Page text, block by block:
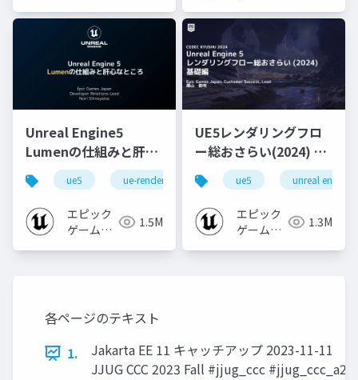
Unreal Engine5
Lumenの仕組みと肝心
なところ
ue5 ue-rendering ue-lumen
エピック
ゲームズ
1.5M
UE5レンダリングフロ
ー総おさらい(2024) 基
礎編！
[CEDEC+KYUSHU
2024]
ue5 unreal engine
エピック
ゲームズ
1.3M
各ページのテキスト
1.
Jakarta EE 11 キャッチアップ 2023-11-11
JJUG CCC 2023 Fall #jjug_ccc #jjug_ccc_a2